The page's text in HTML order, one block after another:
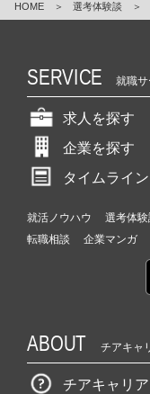
HOME ＞ 選考体験談 ＞
SERVICE 就職
求人を探す
企業を探す
タイムライン
就活ノウハウ 選考体験
転職相談
企業マンガ
ABOUT チアキャ
チアキャリ